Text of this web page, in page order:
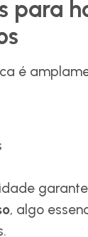
para
é
garante
, algo